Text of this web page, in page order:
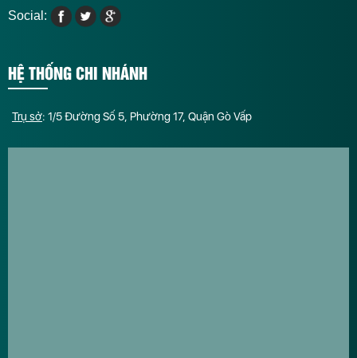
Social:
HỆ THỐNG CHI NHÁNH
Trụ sở: 1/5 Đường Số 5, Phường 17, Quận Gò Vấp